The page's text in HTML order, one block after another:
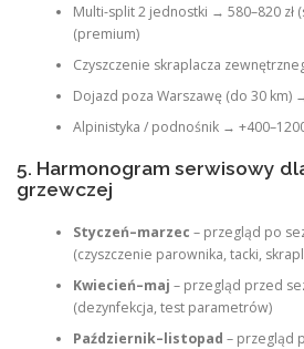
Multi-split 2 jednostki → 580–820 zł
(premium)
Czyszczenie skraplacza
Dojazd poza Warszawę (do 30 km)
Alpinistyka / podnośnik →
5. Harmonogram serwisowy
grzewczej
Styczeń–marzec – przegląd po
(czyszczenie parownika, tacki,
Kwiecień–maj – przegląd przed
(dezynfekcja, test parametrów)
Październik–listopad – przegląd